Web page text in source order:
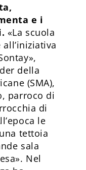
e i
«La scuola
della
(SMA),
parroco di
di
le
tettoia
sala
Nel